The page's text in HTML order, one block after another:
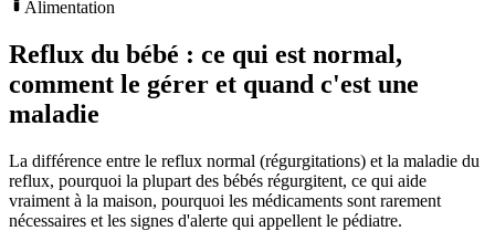
Alimentation
Reflux du bébé : ce qui est normal,
comment le gérer et quand c'est une
maladie
La différence entre le reflux normal (régurgitations) et la maladie du
reflux, pourquoi la plupart des bébés régurgitent, ce qui aide
vraiment à la maison, pourquoi les médicaments sont rarement
nécessaires et les signes d'alerte qui appellent le pédiatre.